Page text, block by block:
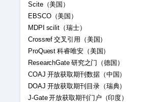
Scite（美国）
EBSCO（美国）
MDPI scilit（瑞士）
Crossref 交叉引用（美国）
ProQuest 科睿唯安（美国）
ResearchGate 研究之门（德国）
COAJ 开放获取期刊数据（中国）
DOAJ 开放获取期刊目录（瑞典）
J-Gate 开放获取期刊门户（印度）